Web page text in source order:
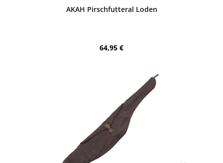
AKAH Pirschfutteral Loden
Regulärer Preis:
64,95 €